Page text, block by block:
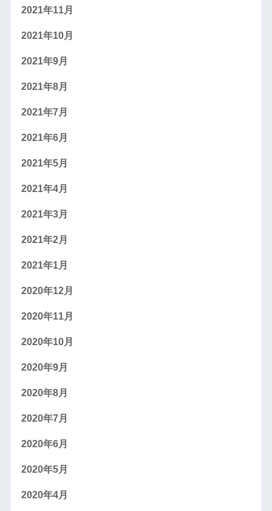
2021年11月
2021年10月
2021年9月
2021年8月
2021年7月
2021年6月
2021年5月
2021年4月
2021年3月
2021年2月
2021年1月
2020年12月
2020年11月
2020年10月
2020年9月
2020年8月
2020年7月
2020年6月
2020年5月
2020年4月